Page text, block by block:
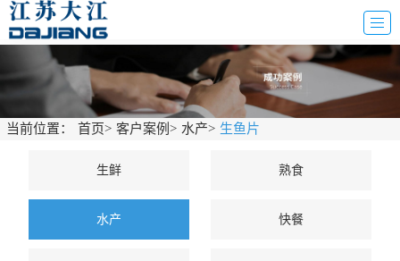
当前位置： 首页> 客户案例> 水产> 生鱼片
生鲜 熟食
水产 快餐